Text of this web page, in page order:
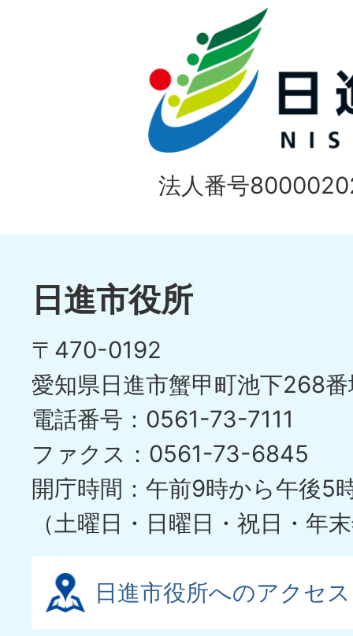
ス
ラ
イ
ド
1
枚
目
の
イ
目
の
ス
ラ
イ
ド
法人番号
日進市役所
〒470-0192
愛知県日進市蟹甲町池下268
電話番号：0561-73-7111
ファクス：0561-73-6845
開庁時間：午前9時から午後5
（土曜日・日曜日・祝日・年
日進市役所へのアクセス